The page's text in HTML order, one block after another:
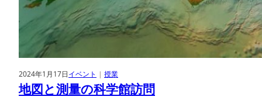
2024年1月17日イベント | 授業
地図と測量の科学館訪問